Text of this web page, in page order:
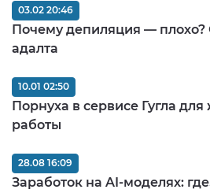
Почему депиляция — плохо?
адалта
03.02 20:46
Порнуха в сервисе Гугла
работы
10.01 02:50
Заработок на AI-моделях:
28.08 16:09